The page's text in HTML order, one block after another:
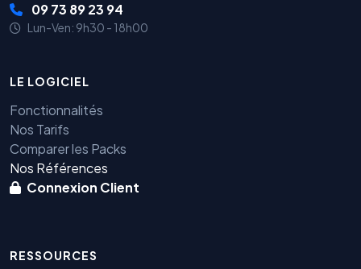
09 73 89 23 94
Lun-Ven: 9h30 - 18h00
LE LOGICIEL
Fonctionnalités
Nos Tarifs
Comparer les Packs
Nos Références
Connexion Client
RESSOURCES